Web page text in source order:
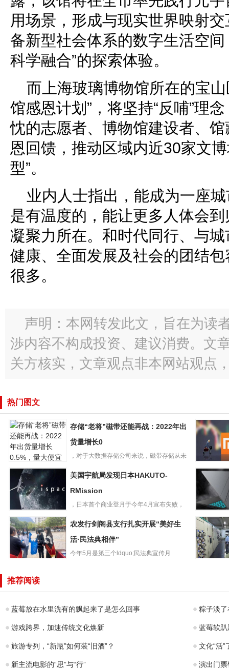
用场景，形成与现实世界映射
备新型社会体系的数字生活空
科学融合”的探索体验。
而上海玻璃博物馆所在的宝
馆感恩计划”，将坚持“反哺”理
忱的志愿者、博物馆建设者、
恩回馈，推动区域内近30家文
型”。
业内人士指出，能成为一座
是有温度的，能让更多人体会
凝聚力所在。和时代同行、与
健康、全面发展及社会的团结
很多。
声明：本网转发此文，旨在为读
渉内容不构成投资、建议消费。文
关方核实，文章观点非本网站观点
热门图文
存储“老将”磁带还
能再战：2022年
出货量增长0
存储“老将”磁带还能再战：2022年出
货量增长0
，对于大数据存储公司来说，磁带存储从未
小米全球
星系统定
专利公布
不同终
美国宇航局发现
日本HAKUTO-
RMission
美国宇航局发现日本HAKUTO-
RMission
，日本首个商业登月于今年4月宣布失败，
机械革命
款蛟龙
本：
行扎实开展“美好
农发行剑阁县支行扎实开展“美好生
活·民法典相伴”
今年5月是第三个ldquo;民法典宣传月
推荐阅读
蓝莓放在水里洗有的飘起来了是怎么回事 粽子淡
游戏跨界，加速传统文化焕新 蓝莓软
旅游专列，“新瓶”如何装“旧酒”？ 文化“活”
新主流电影的“思”与“行” 演出门